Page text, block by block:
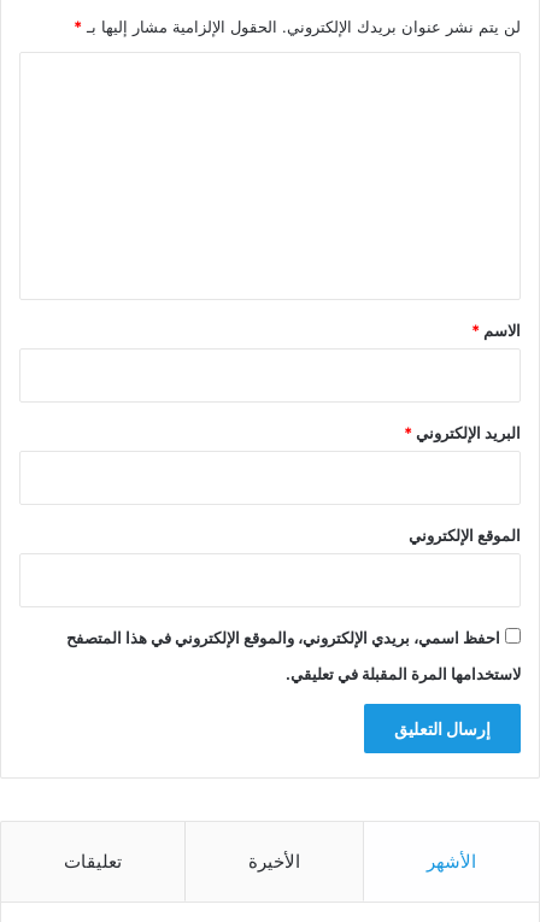
لن يتم نشر عنوان بريدك الإلكتروني. الحقول الإلزامية مشار إليها بـ *
*
الاسم *
البريد الإلكتروني*
الموقع الإلكتروني
احفظ اسمي، بريدي الإلكتروني، والموقع الإلكتروني في هذا المتصفح
لاستخدامها المرة المقبلة في تعليقي.
الأشهر الأخيرة تعليقات